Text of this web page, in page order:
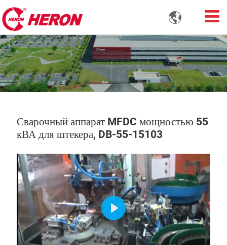

Сварочный аппарат MFDC мощностью 55
кВА для штекера, DB-55-15103
Play